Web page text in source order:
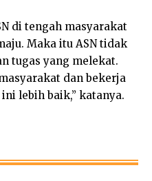
di tengah masyarakat
Maka itu ASN tidak
tugas yang melekat.
dan bekerja
lebih baik,” katanya.